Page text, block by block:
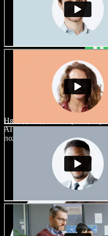
Огромен избор
гласове с най-
Няма два еднакво звучащи
AI гласови актьори и акценти
пожелаете.